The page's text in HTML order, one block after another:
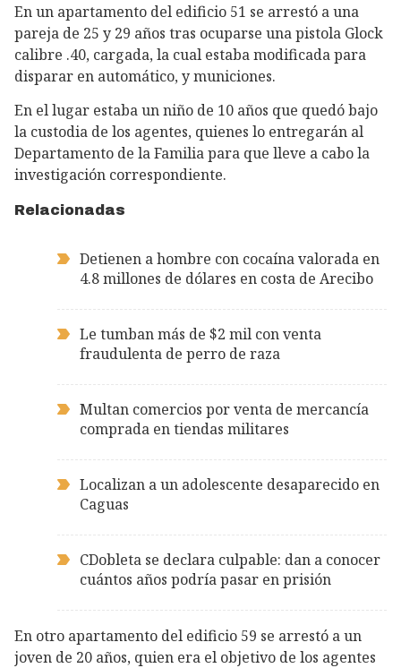
En un apartamento del edificio 51 se arrestó a una
pareja de 25 y 29 años tras ocuparse una pistola Glock
calibre .40, cargada, la cual estaba modificada para
disparar en automático, y municiones.
En el lugar estaba un niño de 10 años que quedó bajo
la custodia de los agentes, quienes lo entregarán al
Departamento de la Familia para que lleve a cabo la
investigación correspondiente.
Relacionadas
Detienen a hombre con cocaína valorada en
4.8 millones de dólares en costa de Arecibo
Le tumban más de $2 mil con venta
fraudulenta de perro de raza
Multan comercios por venta de mercancía
comprada en tiendas militares
Localizan a un adolescente desaparecido en
Caguas
CDobleta se declara culpable: dan a conocer
cuántos años podría pasar en prisión
En otro apartamento del edificio 59 se arrestó a un
joven de 20 años, quien era el objetivo de los agentes